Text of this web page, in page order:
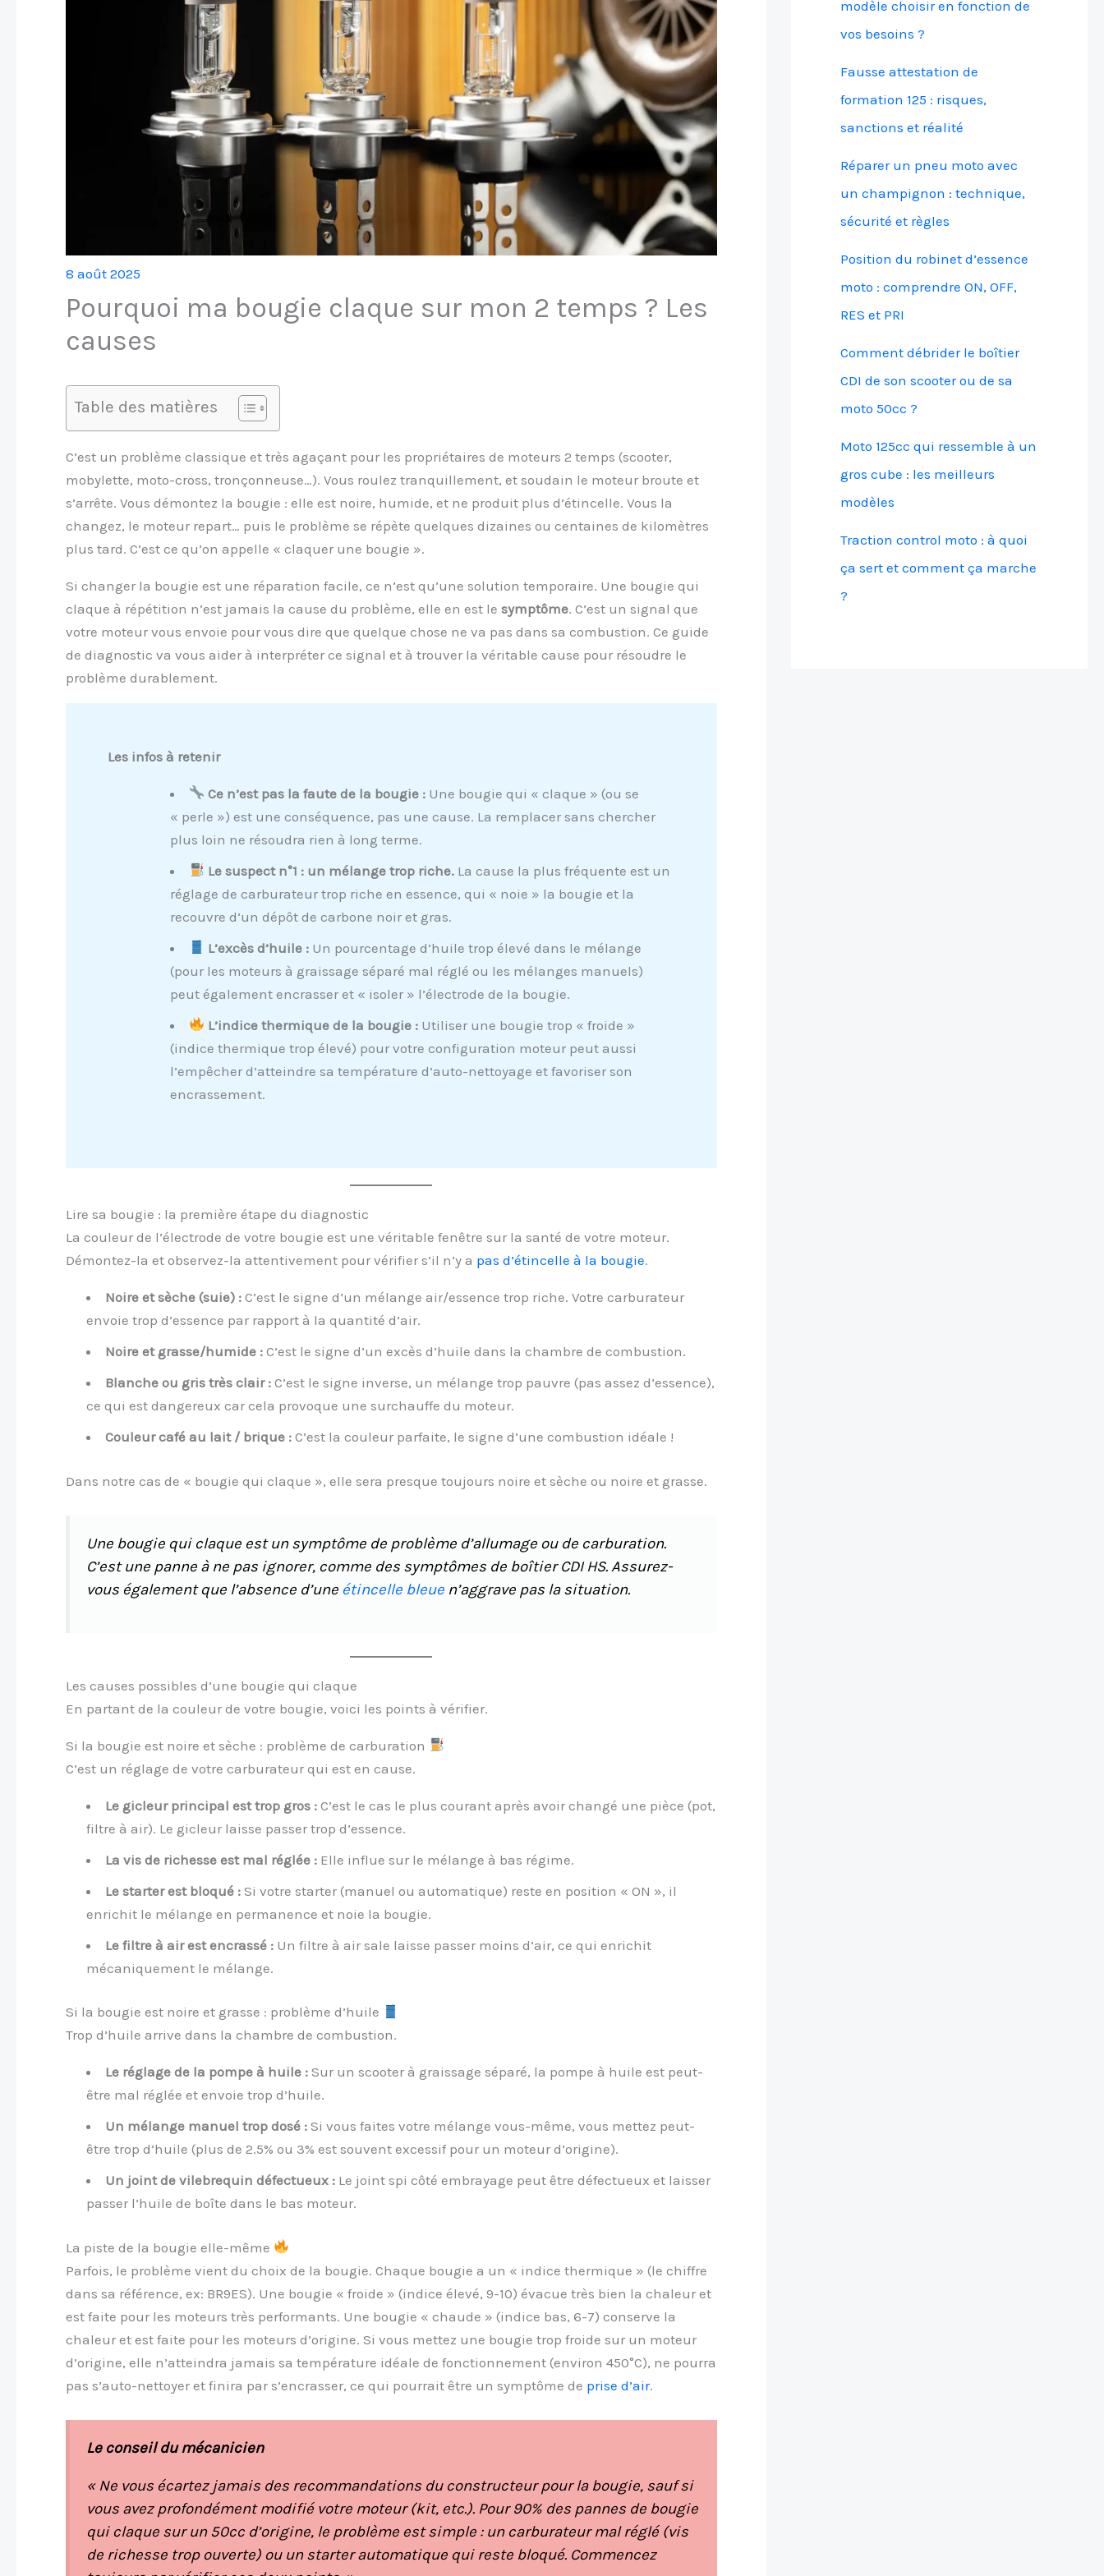
8 août 2025
Pourquoi ma bougie claque sur mon 2 temps ? Les
causes
Table des matières
C’est un problème classique et très agaçant pour les propriétaires de moteurs 2 temps (scooter,
mobylette, moto-cross, tronçonneuse…). Vous roulez tranquillement, et soudain le moteur broute et
s’arrête. Vous démontez la bougie : elle est noire, humide, et ne produit plus d’étincelle. Vous la
changez, le moteur repart… puis le problème se répète quelques dizaines ou centaines de kilomètres
plus tard. C’est ce qu’on appelle « claquer une bougie ».
Si changer la bougie est une réparation facile, ce n’est qu’une solution temporaire. Une bougie qui
claque à répétition n’est jamais la cause du problème, elle en est le symptôme. C’est un signal que
votre moteur vous envoie pour vous dire que quelque chose ne va pas dans sa combustion. Ce guide
de diagnostic va vous aider à interpréter ce signal et à trouver la véritable cause pour résoudre le
problème durablement.
Les infos à retenir
Ce n’est pas la faute de la bougie : Une bougie qui « claque » (ou se
« perle ») est une conséquence, pas une cause. La remplacer sans chercher
plus loin ne résoudra rien à long terme.
Le suspect n°1 : un mélange trop riche. La cause la plus fréquente est un
réglage de carburateur trop riche en essence, qui « noie » la bougie et la
recouvre d’un dépôt de carbone noir et gras.
L’excès d’huile : Un pourcentage d’huile trop élevé dans le mélange
(pour les moteurs à graissage séparé mal réglé ou les mélanges manuels)
peut également encrasser et « isoler » l’électrode de la bougie.
L’indice thermique de la bougie : Utiliser une bougie trop « froide »
(indice thermique trop élevé) pour votre configuration moteur peut aussi
l’empêcher d’atteindre sa température d’auto-nettoyage et favoriser son
encrassement.
Lire sa bougie : la première étape du diagnostic
La couleur de l’électrode de votre bougie est une véritable fenêtre sur la santé de votre moteur.
Démontez-la et observez-la attentivement pour vérifier s’il n’y a pas d’étincelle à la bougie.
Noire et sèche (suie) : C’est le signe d’un mélange air/essence trop riche. Votre carburateur
envoie trop d’essence par rapport à la quantité d’air.
Noire et grasse/humide : C’est le signe d’un excès d’huile dans la chambre de combustion.
Blanche ou gris très clair : C’est le signe inverse, un mélange trop pauvre (pas assez d’essence),
ce qui est dangereux car cela provoque une surchauffe du moteur.
Couleur café au lait / brique : C’est la couleur parfaite, le signe d’une combustion idéale !
Dans notre cas de « bougie qui claque », elle sera presque toujours noire et sèche ou noire et grasse.
Une bougie qui claque est un symptôme de problème d’allumage ou de carburation.
C’est une panne à ne pas ignorer, comme des symptômes de boîtier CDI HS. Assurez-
vous également que l’absence d’une étincelle bleue n’aggrave pas la situation.
Les causes possibles d’une bougie qui claque
En partant de la couleur de votre bougie, voici les points à vérifier.
Si la bougie est noire et sèche : problème de carburation
C’est un réglage de votre carburateur qui est en cause.
Le gicleur principal est trop gros : C’est le cas le plus courant après avoir changé une pièce (pot,
filtre à air). Le gicleur laisse passer trop d’essence.
La vis de richesse est mal réglée : Elle influe sur le mélange à bas régime.
Le starter est bloqué : Si votre starter (manuel ou automatique) reste en position « ON », il
enrichit le mélange en permanence et noie la bougie.
Le filtre à air est encrassé : Un filtre à air sale laisse passer moins d’air, ce qui enrichit
mécaniquement le mélange.
Si la bougie est noire et grasse : problème d’huile
Trop d’huile arrive dans la chambre de combustion.
Le réglage de la pompe à huile : Sur un scooter à graissage séparé, la pompe à huile est peut-
être mal réglée et envoie trop d’huile.
Un mélange manuel trop dosé : Si vous faites votre mélange vous-même, vous mettez peut-
être trop d’huile (plus de 2.5% ou 3% est souvent excessif pour un moteur d’origine).
Un joint de vilebrequin défectueux : Le joint spi côté embrayage peut être défectueux et laisser
passer l’huile de boîte dans le bas moteur.
La piste de la bougie elle-même
Parfois, le problème vient du choix de la bougie. Chaque bougie a un « indice thermique » (le chiffre
dans sa référence, ex: BR9ES). Une bougie « froide » (indice élevé, 9-10) évacue très bien la chaleur et
est faite pour les moteurs très performants. Une bougie « chaude » (indice bas, 6-7) conserve la
chaleur et est faite pour les moteurs d’origine. Si vous mettez une bougie trop froide sur un moteur
d’origine, elle n’atteindra jamais sa température idéale de fonctionnement (environ 450°C), ne pourra
pas s’auto-nettoyer et finira par s’encrasser, ce qui pourrait être un symptôme de prise d’air.
Le conseil du mécanicien
« Ne vous écartez jamais des recommandations du constructeur pour la bougie, sauf si
vous avez profondément modifié votre moteur (kit, etc.). Pour 90% des pannes de bougie
qui claque sur un 50cc d’origine, le problème est simple : un carburateur mal réglé (vis
de richesse trop ouverte) ou un starter automatique qui reste bloqué. Commencez
modèle choisir en fonction de
vos besoins ?
Fausse attestation de
formation 125 : risques,
sanctions et réalité
Réparer un pneu moto avec
un champignon : technique,
sécurité et règles
Position du robinet d’essence
moto : comprendre ON, OFF,
RES et PRI
Comment débrider le boîtier
CDI de son scooter ou de sa
moto 50cc ?
Moto 125cc qui ressemble à un
gros cube : les meilleurs
modèles
Traction control moto : à quoi
ça sert et comment ça marche
?